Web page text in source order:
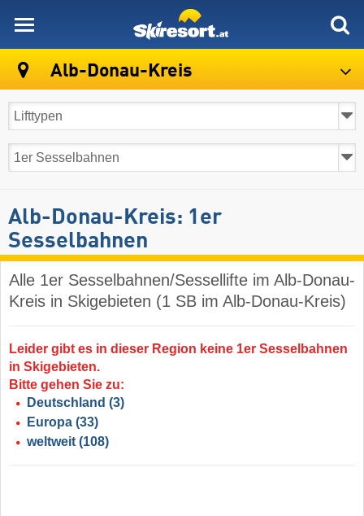
Alb-Donau-Kreis
Alb-Donau-Kreis: 1er
Sesselbahnen
Alle 1er Sesselbahnen/Sessellifte im Alb-Donau-
Kreis in Skigebieten (1 SB im Alb-Donau-Kreis)
Leider gibt es in dieser Region keine 1er Sesselbahnen
in Skigebieten.
Bitte gehen Sie zu:
Deutschland (3)
Europa (33)
weltweit (108)